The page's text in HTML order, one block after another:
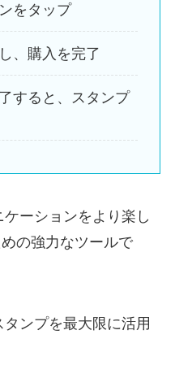
をタップ
、購入を完了
すると、スタンプ
ーションをより楽し
の強力なツールで
ンプを最大限に活用